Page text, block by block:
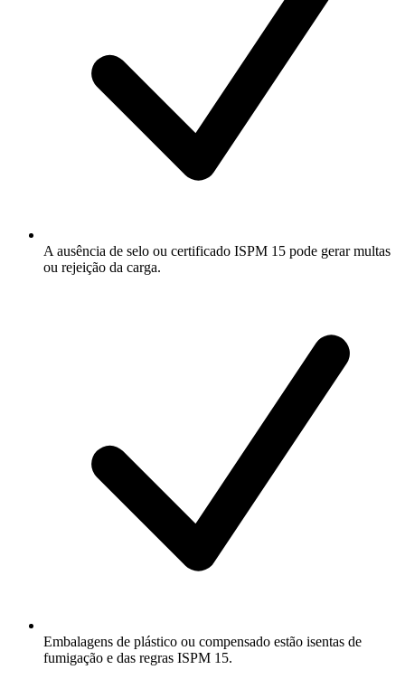
A ausência de selo ou certificado ISPM 15 pode gerar multas
ou rejeição da carga.
Embalagens de plástico ou compensado estão isentas de
fumigação e das regras ISPM 15.